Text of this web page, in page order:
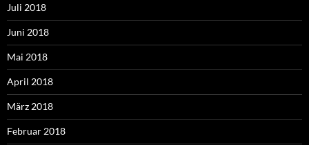
Juli 2018
Juni 2018
Mai 2018
April 2018
März 2018
Februar 2018